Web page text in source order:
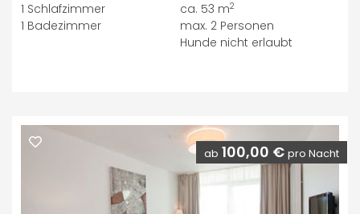
1 Schlafzimmer
1 Badezimmer
ca. 53 m2
max. 2 Personen
Hunde nicht erlaubt
ab 100,00 € pro Nacht